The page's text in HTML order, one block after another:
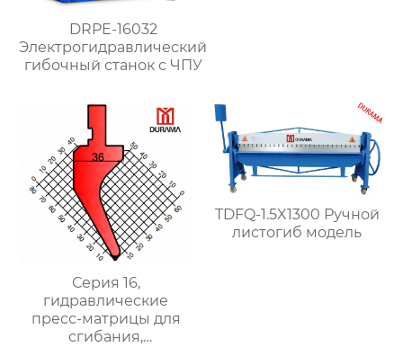
DRPE-16032
Электрогидравлический
гибочный станок с ЧПУ
Серия 16,
гидравлические
пресс-матрицы для
сгибания,
TDFQ-1.5X1300 Ручной
листогиб модель